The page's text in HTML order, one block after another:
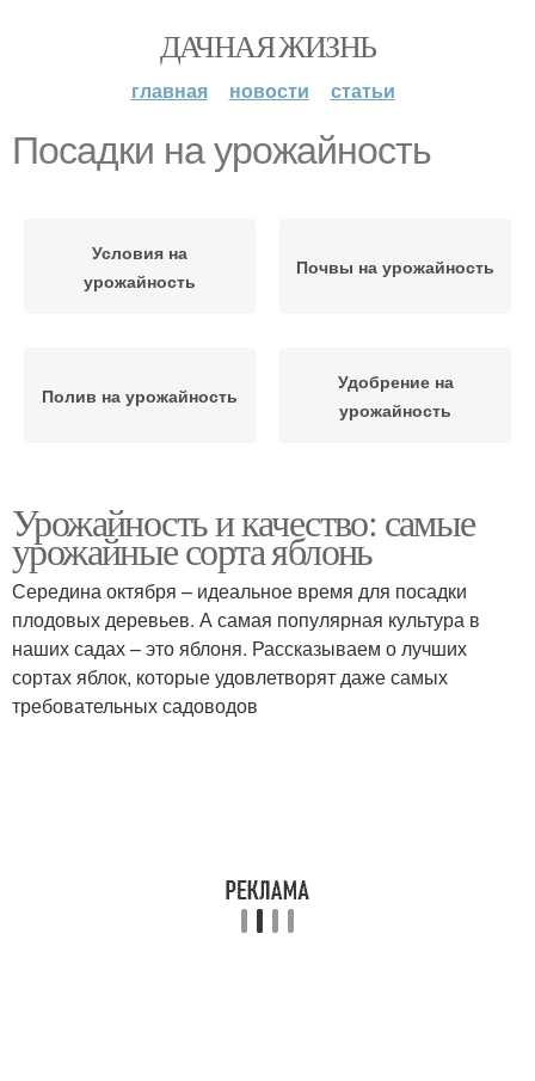
ДАЧНАЯ ЖИЗНЬ
главная новости статьи
Посадки на урожайность
Условия на
урожайность
Почвы на урожайность
Полив на урожайность
Удобрение на
урожайность
Урожайность и качество: самые
урожайные сорта яблонь
Середина октября – идеальное время для посадки
плодовых деревьев. А самая популярная культура в
наших садах – это яблоня. Рассказываем о лучших
сортах яблок, которые удовлетворят даже самых
требовательных садоводов